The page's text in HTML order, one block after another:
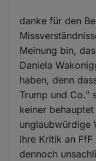
danke für den
Meinung bin,
Daniela
haben, denn
Trump und Co."
keiner
unglaubwürdige
Ihre Kritik an
dennoch